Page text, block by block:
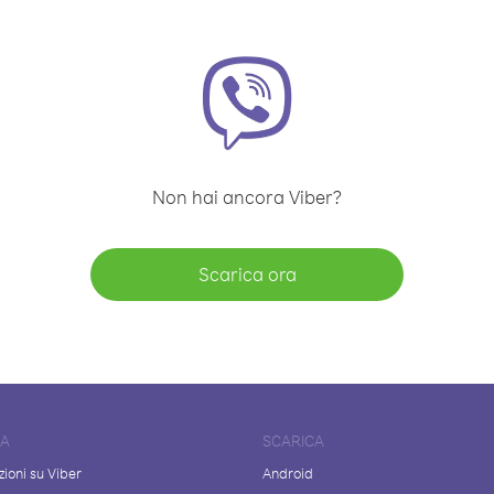
Non hai ancora Viber?
Scarica ora
su Viber
SCARICA
Android